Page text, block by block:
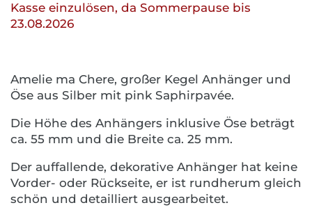
Kasse einzulösen, da Sommerpause bis
23.08.2026
Amelie ma Chere, großer Kegel Anhänger und
Öse aus Silber mit pink Saphirpavée.
Die Höhe des Anhängers inklusive Öse beträgt
ca. 55 mm und die Breite ca. 25 mm.
Der auffallende, dekorative Anhänger hat keine
Vorder- oder Rückseite, er ist rundherum gleich
schön und detailliert ausgearbeitet.